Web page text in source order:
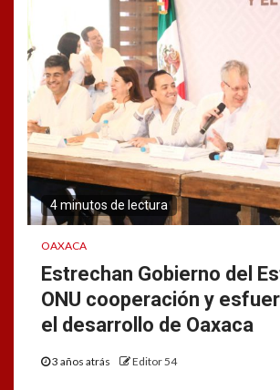
4 minutos de lectura
OAXACA
Estrechan Gobierno del
ONU cooperación y
el desarrollo de Oaxaca
3 años atrás Editor 54